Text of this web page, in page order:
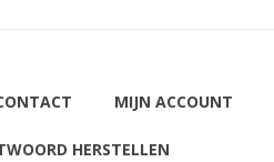
MIJN ACCOUNT
HERSTELLEN